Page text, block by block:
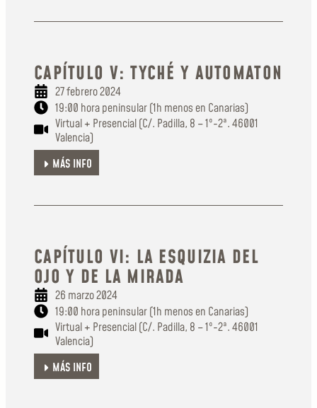
CAPÍTULO V: TYCHÉ Y AUTOMATON
27 febrero 2024
19:00 hora peninsular (1h menos en Canarias)
Virtual + Presencial (C/. Padilla, 8 – 1º-2ª. 46001
Valencia)
MÁS INFO
CAPÍTULO VI: LA ESQUIZIA DEL
OJO Y DE LA MIRADA
26 marzo 2024
19:00 hora peninsular (1h menos en Canarias)
Virtual + Presencial (C/. Padilla, 8 – 1º-2ª. 46001
Valencia)
MÁS INFO